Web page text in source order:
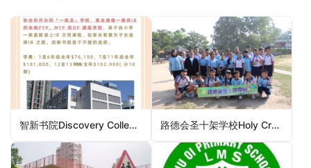
智新书院Discovery College（离岛区小学） 路德会圣十架学校Holy Cross Lutheran School（荃湾区小学）